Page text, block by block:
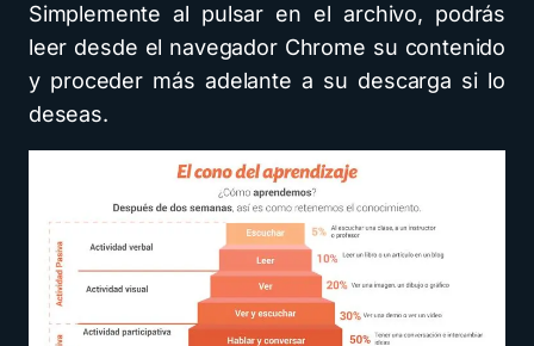
Simplemente al pulsar en el archivo, podrás
leer desde el navegador Chrome su contenido
y proceder más adelante a su descarga si lo
deseas.